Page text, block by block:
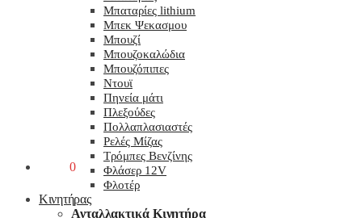
0
Μπαταρίες lithium
Μπεκ Ψεκασμου
Μπουζί
Μπουζοκαλώδια
Μπουζόπιπες
Ντουϊ
Πηνεία μάτι
Πλεξούδες
Πολλαπλασιαστές
Ρελές Μίζας
Τρόμπες Βενζίνης
Φλάσερ 12V
Φλοτέρ
Κινητήρας
Ανταλλακτικά Κινητήρα